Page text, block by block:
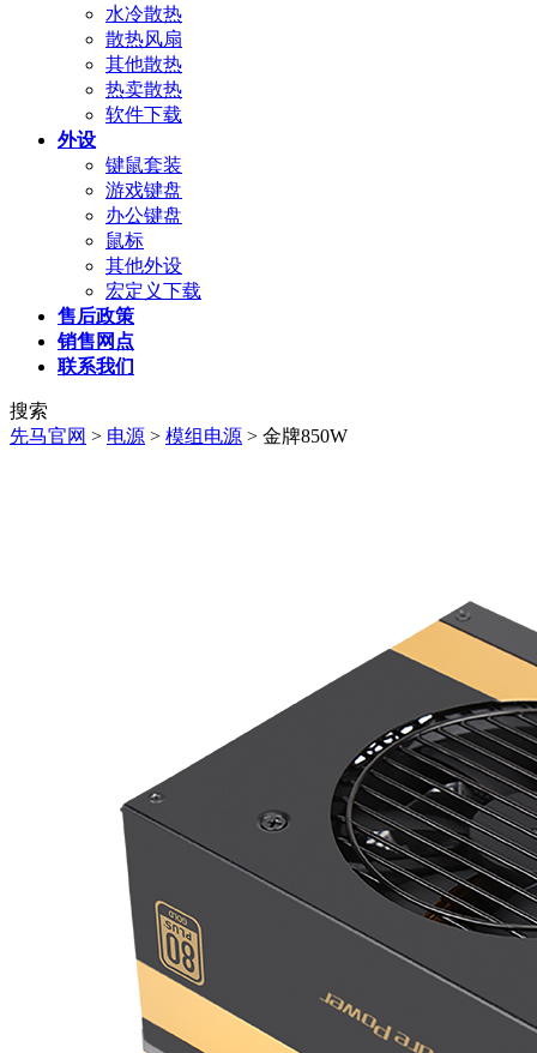
水冷散热
散热风扇
其他散热
热卖散热
软件下载
外设
键鼠套装
游戏键盘
办公键盘
鼠标
其他外设
宏定义下载
售后政策
销售网点
联系我们
搜索
先马官网 > 电源 > 模组电源 > 金牌850W